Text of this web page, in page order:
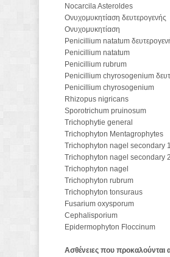
Nocarcila Asteroldes
Ονυχομυκητίαση δευτερογενής
Ονυχομυκητίαση
Penicillium natatum
Penicillium natatum
Penicillium rubrum
Penicillium chyrosogenium
Penicillium chyrosogenium
Rhizopus nigricans
Sporotrichum pruinosum
Trichophytie general
Trichophyton Mentagrophytes
Trichophyton nagel secondary 1
Trichophyton nagel secondary 2
Trichophyton nagel
Trichophyton rubrum
Trichophyton tonsuraus
Fusarium oxysporum
Cephalisporium
Epidermophyton Floccinum
Ασθένειες που προκαλούνται